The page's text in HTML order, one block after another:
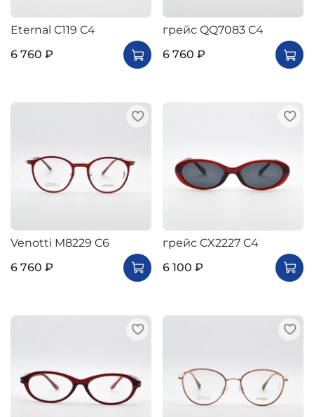
Eternal C119 C4
6 760 ₽
грейс QQ7083 C4
6 760 ₽
Venotti M8229 C6
6 760 ₽
грейс CX2227 C4
6 100 ₽